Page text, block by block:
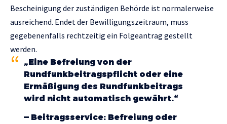
Bescheinigung der zuständigen Behörde ist normalerweise
ausreichend. Endet der Bewilligungszeitraum, muss
gegebenenfalls rechtzeitig ein Folgeantrag gestellt
werden.
„Eine Befreiung von der
Rundfunkbeitragspflicht oder eine
Ermäßigung des Rundfunkbeitrags
wird nicht automatisch gewährt.“
— Beitragsservice: Befreiung oder